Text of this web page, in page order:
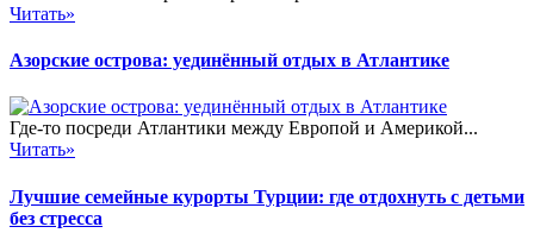
Читать»
Азорские острова: уединённый отдых в Атлантике
Где-то посреди Атлантики между Европой и Америкой...
Читать»
Лучшие семейные курорты Турции: где отдохнуть с детьми
без стресса